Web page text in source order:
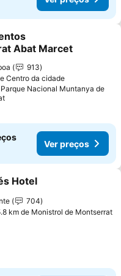
aos favoritos
Abat Marcet
913
Centro da cidade
Nacional Muntanya de
Ver preços
aos favoritos
Hotel
704
km de Monistrol de Montserrat